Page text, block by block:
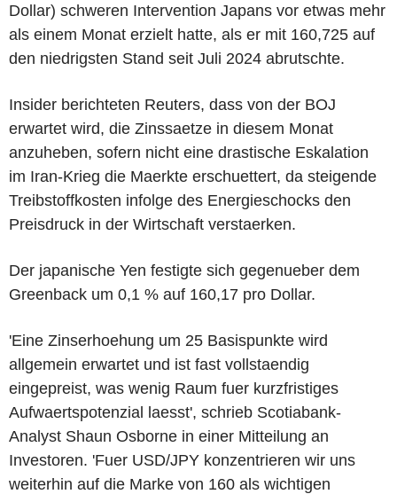
Dollar) schweren Intervention Japans vor etwas mehr
als einem Monat erzielt hatte, als er mit 160,725 auf
den niedrigsten Stand seit Juli 2024 abrutschte.
Insider berichteten Reuters, dass von der BOJ
erwartet wird, die Zinssaetze in diesem Monat
anzuheben, sofern nicht eine drastische Eskalation
im Iran-Krieg die Maerkte erschuettert, da steigende
Treibstoffkosten infolge des Energieschocks den
Preisdruck in der Wirtschaft verstaerken.
Der japanische Yen festigte sich gegenueber dem
Greenback um 0,1 % auf 160,17 pro Dollar.
'Eine Zinserhoehung um 25 Basispunkte wird
allgemein erwartet und ist fast vollstaendig
eingepreist, was wenig Raum fuer kurzfristiges
Aufwaertspotenzial laesst', schrieb Scotiabank-
Analyst Shaun Osborne in einer Mitteilung an
Investoren. 'Fuer USD/JPY konzentrieren wir uns
weiterhin auf die Marke von 160 als wichtigen